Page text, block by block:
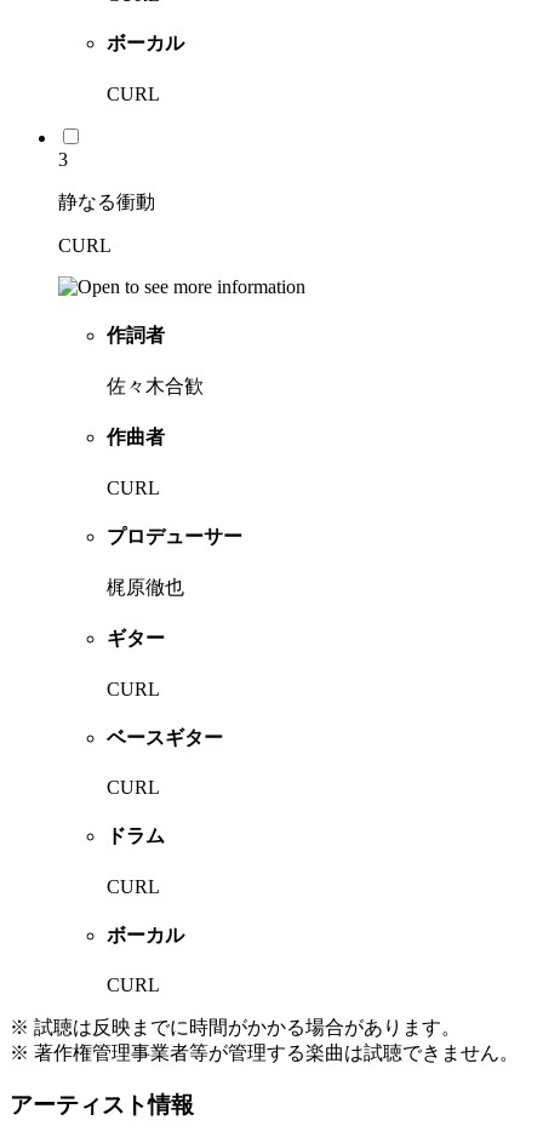
ボーカル
CURL
3
静なる衝動
CURL
作詞者
佐々木合歓
作曲者
CURL
プロデューサー
梶原徹也
ギター
CURL
ベースギター
CURL
ドラム
CURL
ボーカル
CURL
※ 試聴は反映までに時間がかかる場合があります。
※ 著作権管理事業者等が管理する楽曲は試聴できません。
アーティスト情報